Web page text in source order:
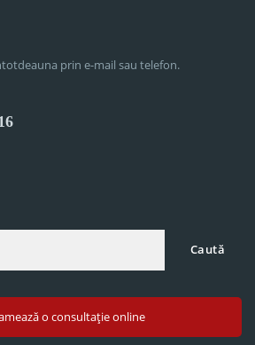
prin e-mail sau telefon.
Caută
o consultație online